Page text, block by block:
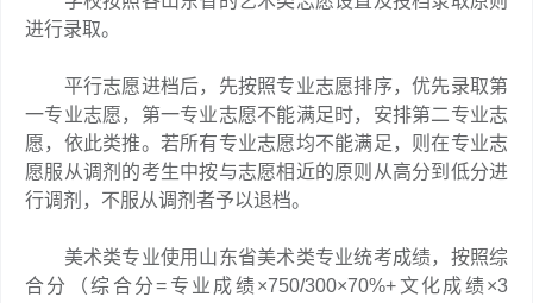
进行录取。
平行志愿进档后，先按照专业志愿排序，优先录取第
一专业志愿，第一专业志愿不能满足时，安排第二专业志
愿，依此类推。若所有专业志愿均不能满足，则在专业志
愿服从调剂的考生中按与志愿相近的原则从高分到低分进
行调剂，不服从调剂者予以退档。
美术类专业使用山东省美术类专业统考成绩，按照综
合分（综合分=专业成绩×750/300×70%+文化成绩×3